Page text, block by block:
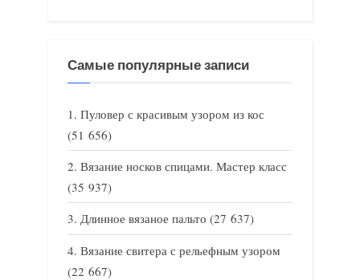
Самые популярные записи
Пуловер с красивым узором из кос
(51 656)
Вязание носков спицами. Мастер класс
(35 937)
Длинное вязаное пальто (27 637)
Вязание свитера с рельефным узором
(22 667)